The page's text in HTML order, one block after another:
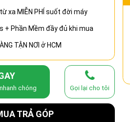
xa MIỄN PHÍ suốt đời máy
+ Phần Mềm đầy đủ khi mua
TẬN NƠI ở HCM
chóng Gọi lại cho tôi
TRẢ GÓP